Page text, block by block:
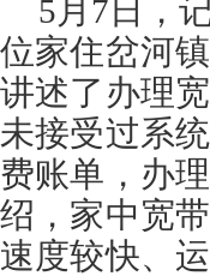
5月7日，
位家住岔河
讲述了办理
未接受过系
费账单，办
绍，家中宽
速度较快、